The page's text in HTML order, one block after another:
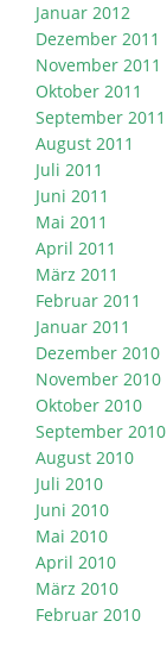
Januar 2012
Dezember 2011
November 2011
Oktober 2011
September 2011
August 2011
Juli 2011
Juni 2011
Mai 2011
April 2011
März 2011
Februar 2011
Januar 2011
Dezember 2010
November 2010
Oktober 2010
September 2010
August 2010
Juli 2010
Juni 2010
Mai 2010
April 2010
März 2010
Februar 2010